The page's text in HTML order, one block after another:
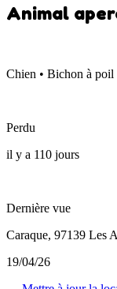
Animal
Chien • Bichon à poil
Perdu
il y a 110 jours
Dernière vue
Caraque, 97139 Les
19/04/26